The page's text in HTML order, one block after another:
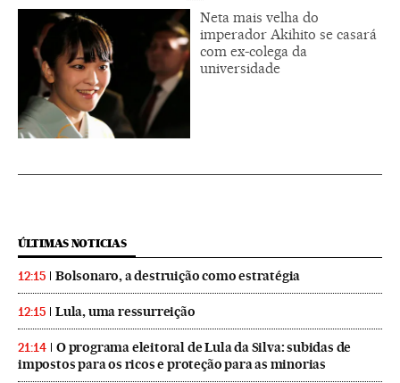
Neta mais velha do
imperador Akihito se casará
com ex-colega da
universidade
ÚLTIMAS NOTICIAS
12:15 Bolsonaro, a destruição como estratégia
12:15 Lula, uma ressurreição
21:14
O programa eleitoral de Lula da Silva: subidas de
impostos para os ricos e proteção para as minorias